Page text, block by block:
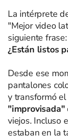
La intérprete
"Mejor video
siguiente frase:
¿Están listos
Desde ese
pantalones
y transformó
"improvisada"
viejos. Incluso
estaban en la